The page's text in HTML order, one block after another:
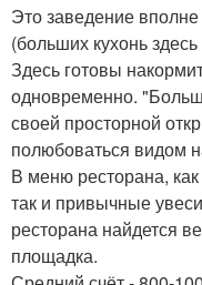
Это заведение
(больших кухонь
Здесь готовы
одновременно.
своей просторной
полюбоваться видом
В меню ресторана,
так и привычные
ресторана найдется
площадка.